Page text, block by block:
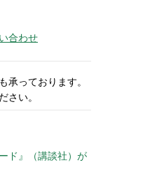
合わせ
承っております。
さい。
ド』（講談社）が